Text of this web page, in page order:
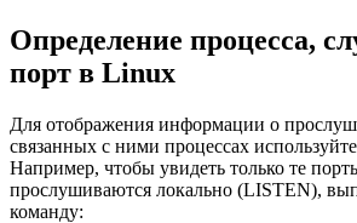
Определение процесса,
порт в Linux
Для отображения информации о
связанных с ними процессах
Например, чтобы увидеть только те
прослушиваются локально (LISTEN),
команду: